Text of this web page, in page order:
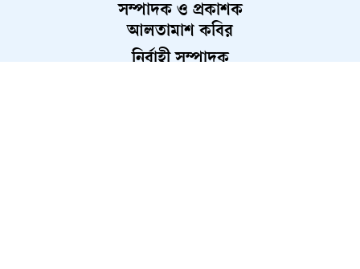
মোদী সরকারের নতুন পদক্ষেপ ঘিরে
ঘোর সংশয়
সম্পাদক ও প্রকাশক
আলতামাশ কবির
নির্বাহী সম্পাদক